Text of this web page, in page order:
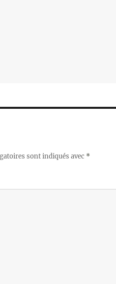
sont indiqués avec *